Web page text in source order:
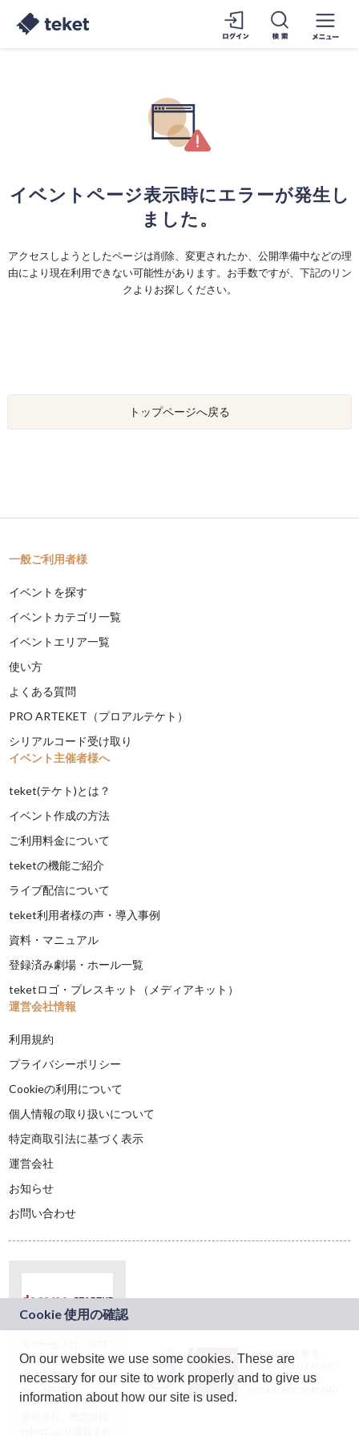
イベントページ表示時にエラーが発生し
ました。
アクセスしようとしたページは削除、変更されたか、公開準備中などの理
由により現在利用できない可能性があります。お手数ですが、下記のリン
クよりお探しください。
トップページへ戻る
一般ご利用者様
イベントを探す
イベントカテゴリ一覧
イベントエリア一覧
使い方
よくある質問
PRO ARTEKET（プロアルテケト）
シリアルコード受け取り
イベント主催者様へ
teket(テケト)とは？
イベント作成の方法
ご利用料金について
teketの機能ご紹介
ライブ配信について
teket利用者様の声・導入事例
資料・マニュアル
登録済み劇場・ホール一覧
teketロゴ・プレスキット（メディアキット）
運営会社情報
利用規約
プライバシーポリシー
Cookieの利用について
個人情報の取り扱いについて
特定商取引法に基づく表示
運営会社
お知らせ
お問い合わせ
ドコモグループの新
規事業創出プログラ
ム「docomo
STARTUP」を通じて
JASRAC許諾番号：
9024936001Y45037
JASRAC許諾番号：
On our website we use some cookies. These are
necessary for our site to work properly and to give us
information about how our site is used.